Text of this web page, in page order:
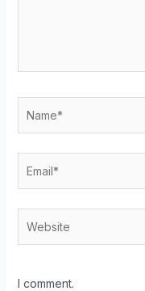
I comment.